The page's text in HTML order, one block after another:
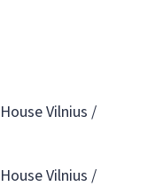
Vilnius /
Vilnius /